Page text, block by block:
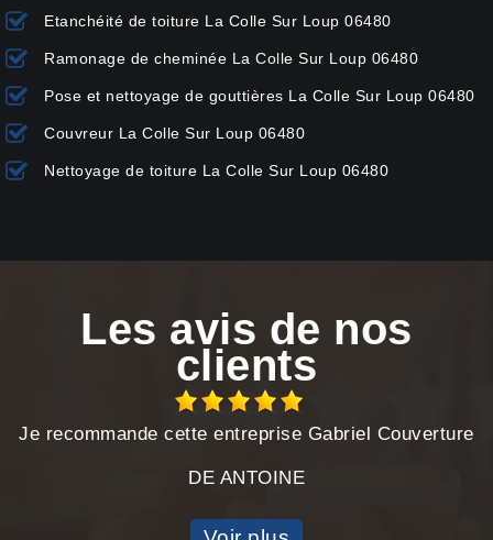
Etanchéité de toiture La Colle Sur Loup 06480
Ramonage de cheminée La Colle Sur Loup 06480
Pose et nettoyage de gouttières La Colle Sur Loup 06480
Couvreur La Colle Sur Loup 06480
Nettoyage de toiture La Colle Sur Loup 06480
Les avis de nos
clients
Je recommande cette entreprise Gabriel Couverture
DE ANTOINE